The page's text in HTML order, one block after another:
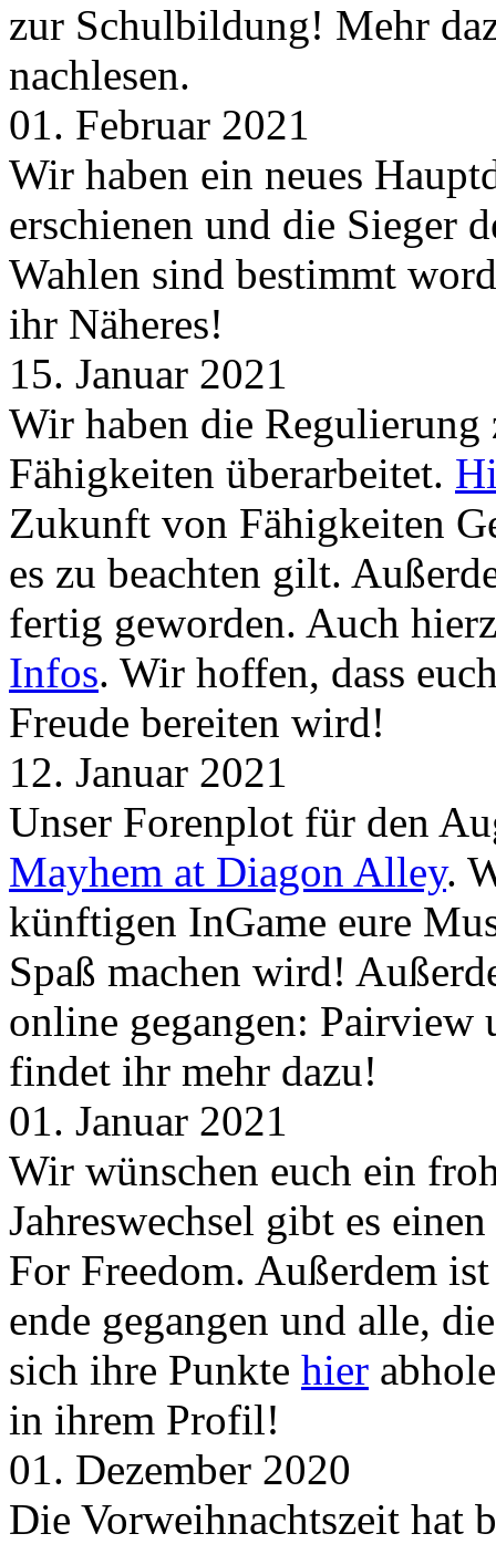
zur Schulbildung! Mehr
nachlesen.
01. Februar 2021
Wir haben ein neues
erschienen und die Sieger
Wahlen sind bestimmt
ihr Näheres!
15. Januar 2021
Wir haben die
Fähigkeiten überarbeitet.
Zukunft von Fähigkeiten
es zu beachten gilt.
fertig geworden. Auch
Infos. Wir hoffen, dass
Freude bereiten wird!
12. Januar 2021
Unser Forenplot für den
Mayhem at Diagon Alley.
künftigen InGame eure
Spaß machen wird!
online gegangen:
findet ihr mehr dazu!
01. Januar 2021
Wir wünschen euch ein
Jahreswechsel gibt es einen
For Freedom. Außerdem
ende gegangen und alle,
sich ihre Punkte hier
in ihrem Profil!
01. Dezember 2020
Die Vorweihnachtszeit hat